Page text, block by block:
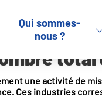
Qui sommes-
nous ?
data Nombre total
une activité de
Ces industries